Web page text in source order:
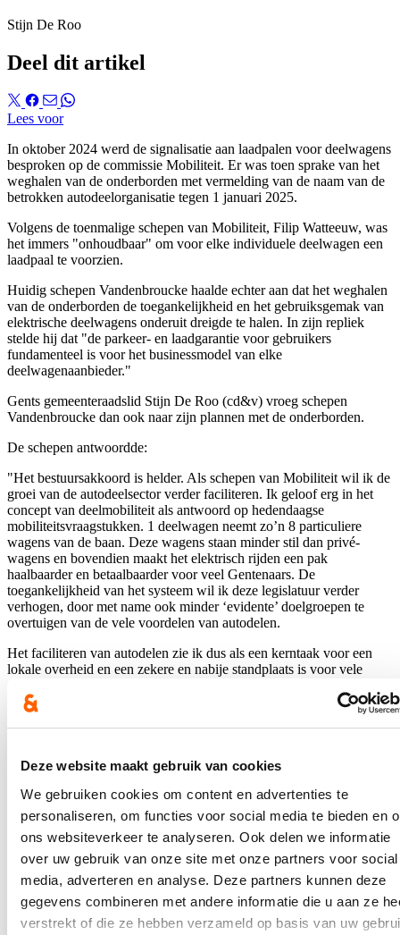
Deze website maakt gebruik van cookies
We gebruiken cookies om content en advertenties te
personaliseren, om functies voor social media te bieden en
ons websiteverkeer te analyseren. Ook delen we informatie
over uw gebruik van onze site met onze partners voor social
media, adverteren en analyse. Deze partners kunnen deze
gegevens combineren met andere informatie die u aan ze
verstrekt of die ze hebben verzameld op basis van uw
Stijn De Roo
Deel dit artikel
Lees voor
In oktober 2024 werd de signalisatie aan laadpalen voor deelwagens
besproken op de commissie Mobiliteit. Er was toen sprake van het
weghalen van de onderborden met vermelding van de naam van de
betrokken autodeelorganisatie tegen 1 januari 2025.
Volgens de toenmalige schepen van Mobiliteit, Filip Watteeuw, was
het immers "onhoudbaar" om voor elke individuele deelwagen een
laadpaal te voorzien.
Huidig schepen Vandenbroucke haalde echter aan dat het weghalen
van de onderborden de toegankelijkheid en het gebruiksgemak van
elektrische deelwagens onderuit dreigde te halen. In zijn repliek
stelde hij dat "de parkeer- en laadgarantie voor gebruikers
fundamenteel is voor het businessmodel van elke
deelwagenaanbieder."
Gents gemeenteraadslid Stijn De Roo (cd&v) vroeg schepen
Vandenbroucke dan ook naar zijn plannen met de onderborden.
De schepen antwoordde:
"Het bestuursakkoord is helder. Als schepen van Mobiliteit wil ik de
groei van de autodeelsector verder faciliteren. Ik geloof erg in het
concept van deelmobiliteit als antwoord op hedendaagse
mobiliteitsvraagstukken. 1 deelwagen neemt zo’n 8 particuliere
wagens van de baan. Deze wagens staan minder stil dan privé-
wagens en bovendien maakt het elektrisch rijden een pak
haalbaarder en betaalbaarder voor veel Gentenaars. De
toegankelijkheid van het systeem wil ik deze legislatuur verder
verhogen, door met name ook minder ‘evidente’ doelgroepen te
overtuigen van de vele voordelen van autodelen.
Het faciliteren van autodelen zie ik dus als een kerntaak voor een
lokale overheid en een zekere en nabije standplaats is voor vele
wagen in te ruilen voor een deelwagen. Dat kunnen we moeilijk
ontkennen. Wanneer mensen de overstap maken naar gedeelde
mobiliteit, is de winst er echter voor iedereen. Hoe meer mensen
wat er nodig is om een volgende sprong voorwaarts te maken, in het
bijzonder om autodelen ingang te laten vinden bij doelgroepen die
vandaag weinig of niet bereikt worden.
Ook de zogenaamde onderbordjes bij laadpalen kwamen daarbij aan
bod. De autodeelsector ziet in dat het voorzien van een laadpunt per
deelwagen op termijn niet houdbaar is.
Een te laag verbruik op een laadpaal vertraagt de verdere